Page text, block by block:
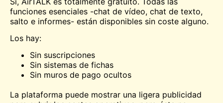
funciones esenciales -chat de vídeo, chat de texto,
salto e informes- están disponibles sin coste alguno.
Los hay:
Sin suscripciones
Sin sistemas de fichas
Sin muros de pago ocultos
La plataforma puede mostrar una ligera publicidad